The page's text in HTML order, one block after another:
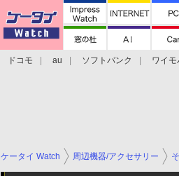
ドコモ au ソフトバンク ワイ
ケータイ Watch 周辺機器/アクセサリー